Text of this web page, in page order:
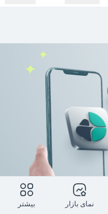
نمای بازار بیشتر